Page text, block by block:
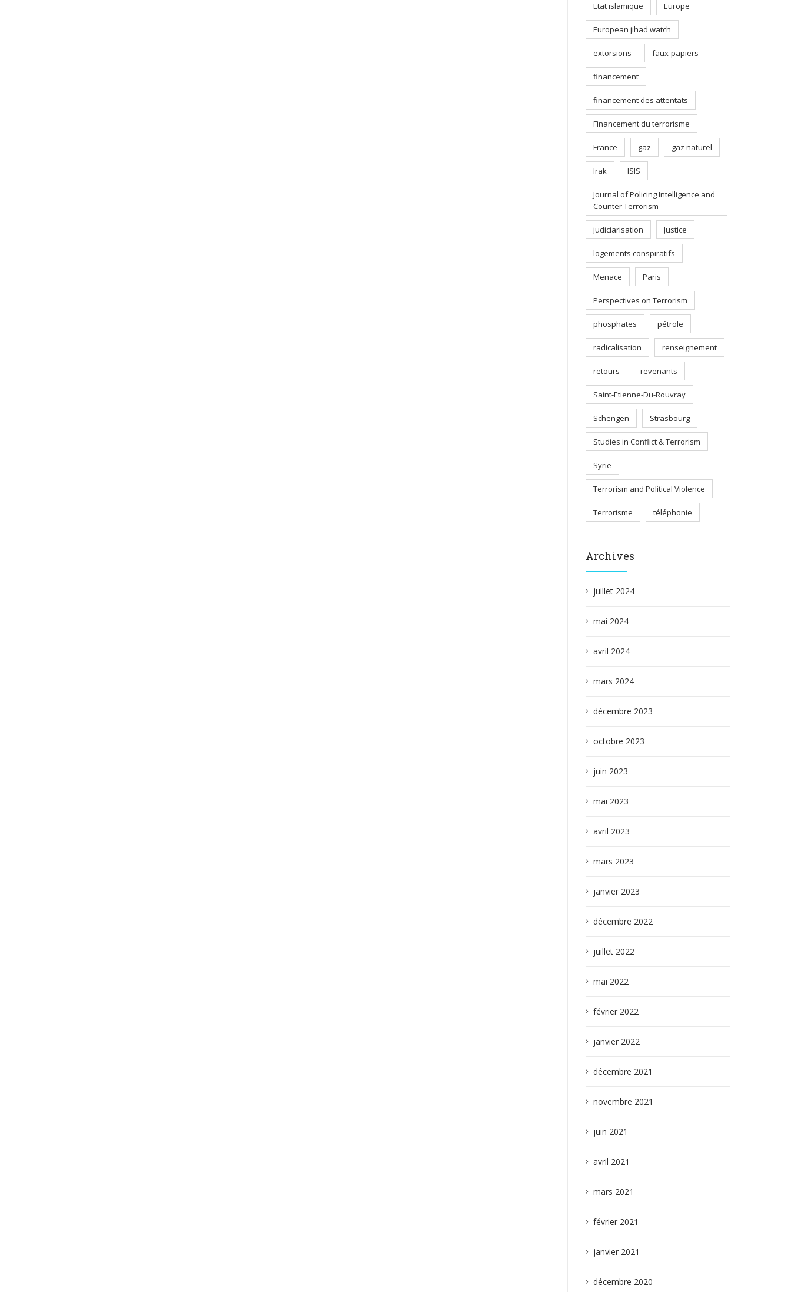
Etat islamique Europe
European jihad watch
extorsions faux-papiers
financement
financement des attentats
Financement du terrorisme
France gaz gaz naturel
Irak ISIS
Journal of Policing Intelligence and
Counter Terrorism
judiciarisation Justice
logements conspiratifs
Menace Paris
Perspectives on Terrorism
phosphates pétrole
radicalisation renseignement
retours revenants
Saint-Etienne-Du-Rouvray
Schengen Strasbourg
Studies in Conflict & Terrorism
Syrie
Terrorism and Political Violence
Terrorisme téléphonie
Archives
juillet 2024
mai 2024
avril 2024
mars 2024
décembre 2023
octobre 2023
juin 2023
mai 2023
avril 2023
mars 2023
janvier 2023
décembre 2022
juillet 2022
mai 2022
février 2022
janvier 2022
décembre 2021
novembre 2021
juin 2021
avril 2021
mars 2021
février 2021
janvier 2021
décembre 2020